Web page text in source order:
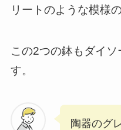
リートのような模様
この2つの鉢もダイ
す。
陶器のグ